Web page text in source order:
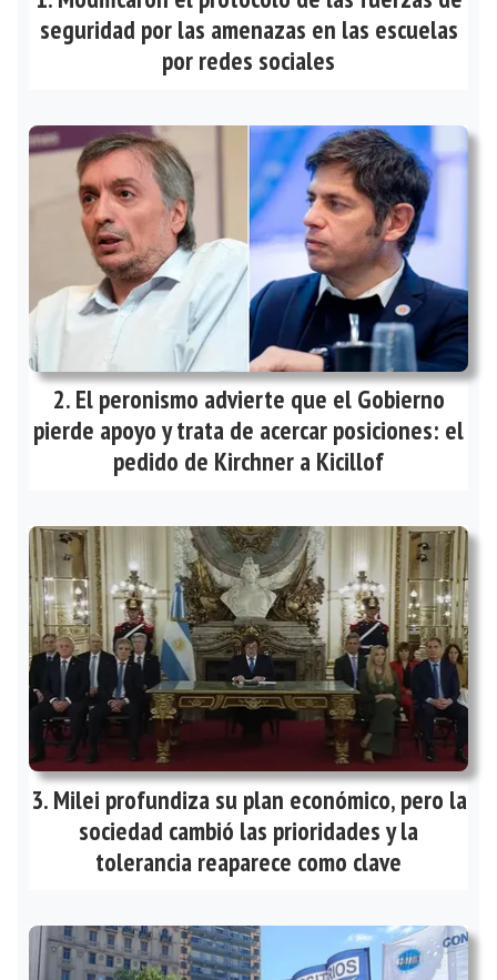
seguridad por las amenazas en las escuelas
por redes sociales
El peronismo advierte que el Gobierno
pierde apoyo y trata de acercar posiciones: el
pedido de Kirchner a Kicillof
Milei profundiza su plan económico, pero la
sociedad cambió las prioridades y la
tolerancia reaparece como clave